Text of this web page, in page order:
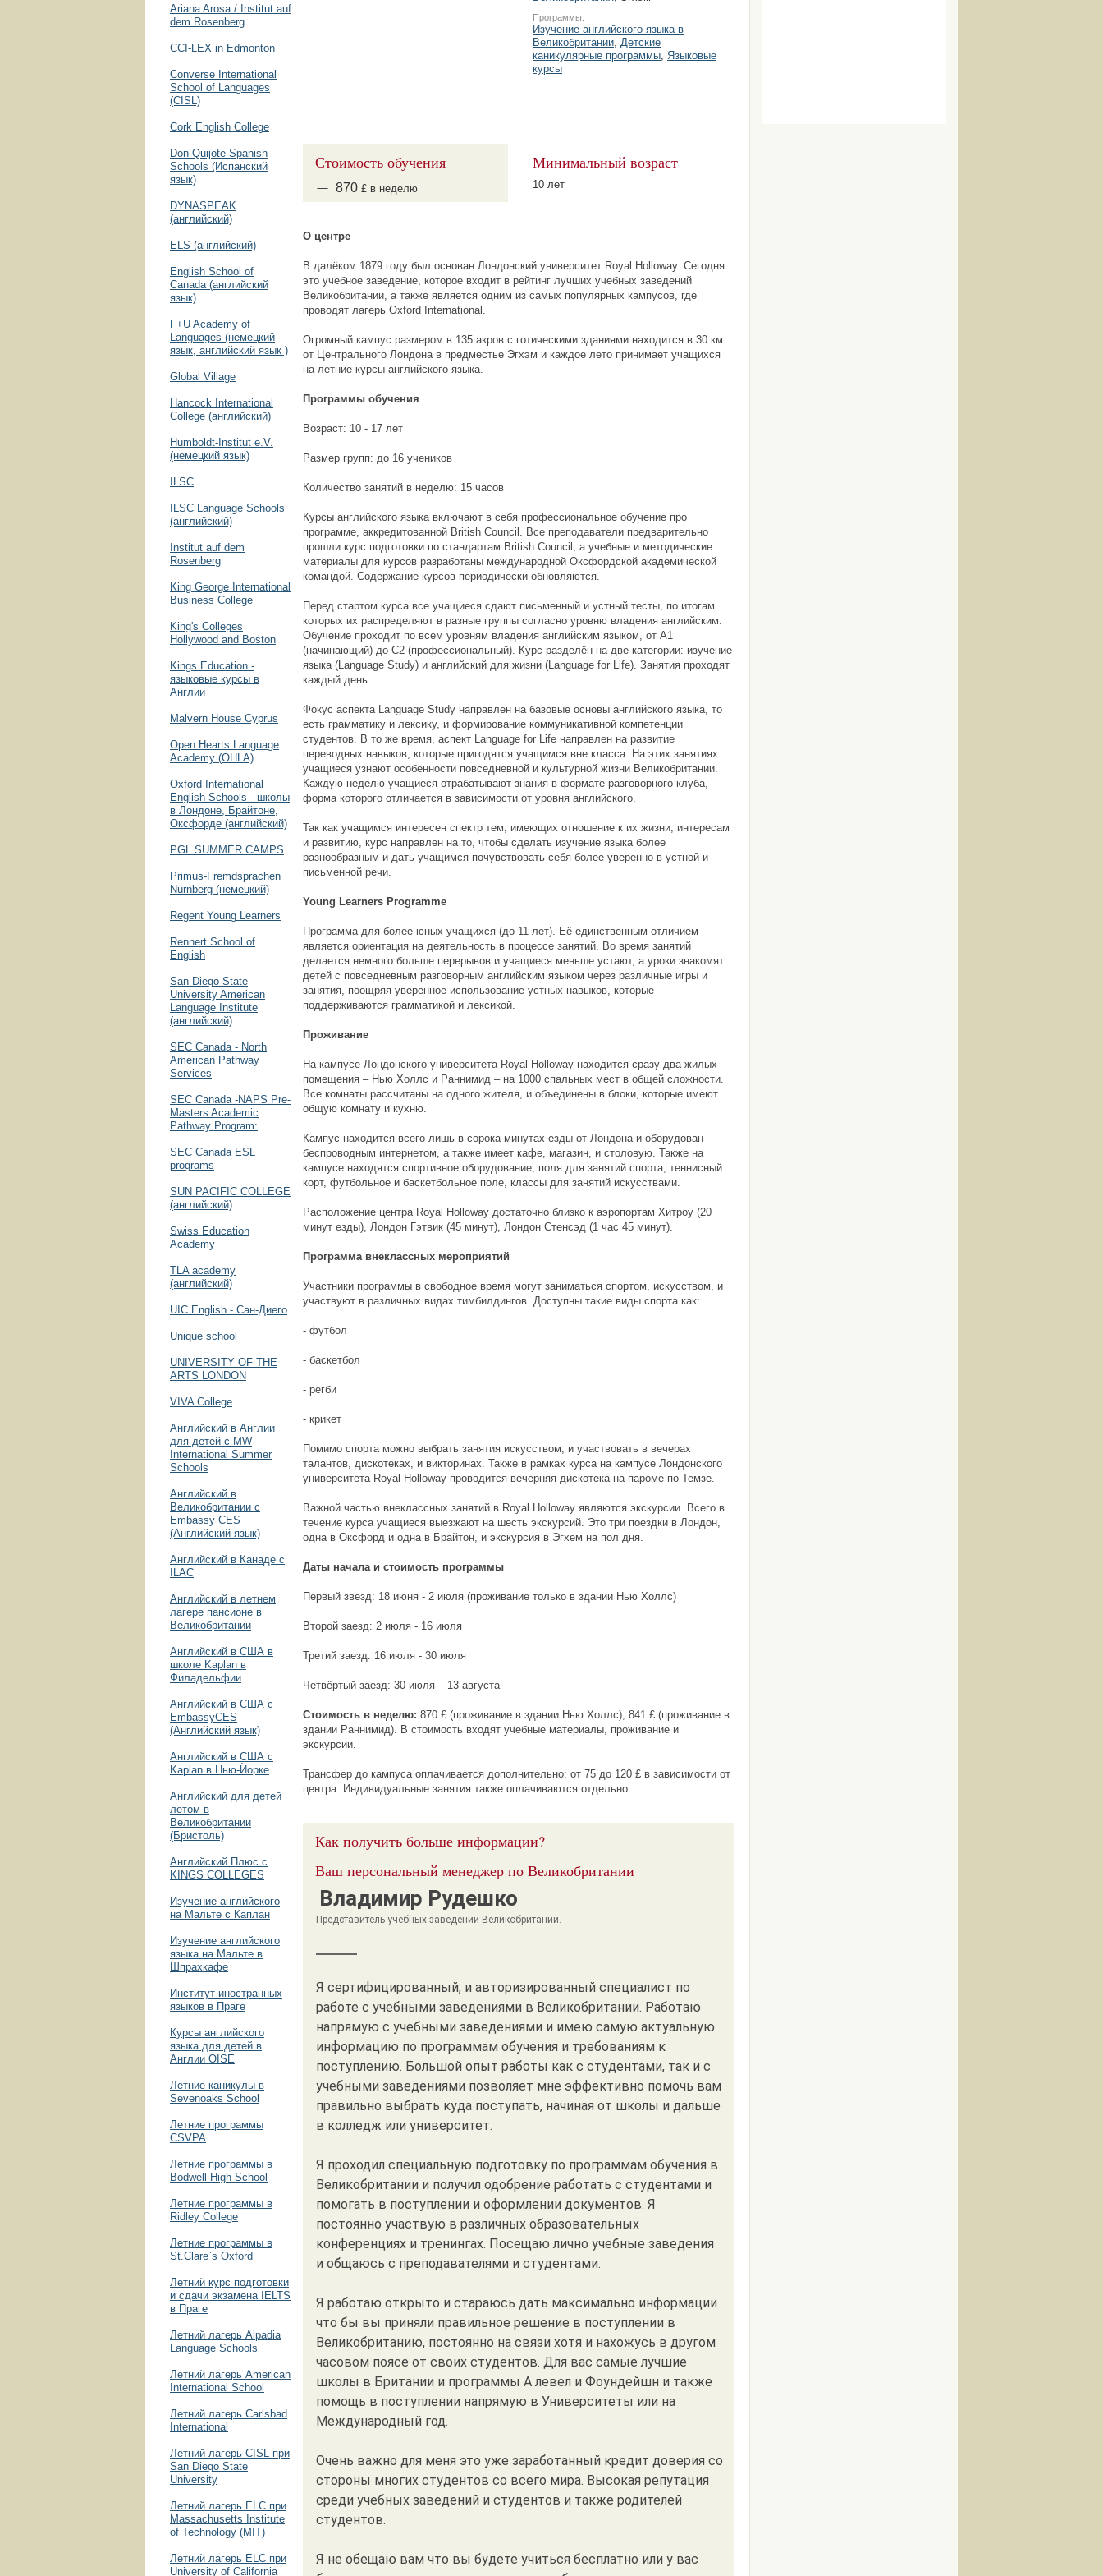
Ariana Arosa / Institut auf
dem Rosenberg
CCI-LEX in Edmonton
Converse International
School of Languages
(CISL)
Cork English College
Don Quijote Spanish
Schools (Испанский
язык)
DYNASPEAK
(английский)
ELS (английский)
English School of
Canada (английский
язык)
F+U Academy of
Languages (немецкий
язык, английский язык )
Global Village
Hancock International
College (английский)
Humboldt-Institut e.V.
(немецкий язык)
ILSC
ILSC Language Schools
(английский)
Institut auf dem
Rosenberg
King George International
Business College
King's Colleges
Hollywood and Boston
Kings Education -
языковые курсы в
Англии
Malvern House Cyprus
Open Hearts Language
Academy (OHLA)
Oxford International
English Schools - школы
в Лондоне, Брайтоне,
Оксфорде (английский)
PGL SUMMER CAMPS
Primus-Fremdsprachen
Nürnberg (немецкий)
Regent Young Learners
Rennert School of
English
San Diego State
University American
Language Institute
(английский)
SEC Canada - North
American Pathway
Services
SEC Canada -NAPS Pre-
Masters Academic
Pathway Program:
SEC Canada ESL
programs
SUN PACIFIC COLLEGE
(английский)
Swiss Education
Academy
TLA academy
(английский)
UIC English - Сан-Диего
Unique school
UNIVERSITY OF THE
ARTS LONDON
VIVA Сollege
Английский в Англии
для детей с MW
International Summer
Schools
Английский в
Великобритании с
Embassy CES
(Английский язык)
Английский в Канаде с
ILAC
Английский в летнем
лагере пансионе в
Великобритании
Английский в США в
школе Kaplan в
Филадельфии
Английский в США с
EmbassyCES
(Английский язык)
Английский в США с
Kaplan в Нью-Йорке
Английский для детей
летом в
Великобритании
(Бристоль)
Английский Плюс с
KINGS COLLEGES
Изучение английского
на Мальте с Каплан
Изучение английского
языка на Мальте в
Шпрахкафе
Институт иностранных
языков в Праге
Курсы английского
языка для детей в
Англии OISE
Летние каникулы в
Sevenoaks School
Летние программы
CSVPA
Летние программы в
Bodwell High School
Летние программы в
Ridley College
Летние программы в
St.Clare`s Oxford
Летний курс подготовки
и сдачи экзамена IELTS
в Праге
Летний лагерь Alpadia
Language Schools
Летний лагерь American
International School
Летний лагерь Carlsbad
International
Летний лагерь CISL при
San Diego State
University
Летний лагерь ELC при
Massachusetts Institute
of Technology (MIT)
Летний лагерь ELC при
University of California
Программы:
Изучение английского языка в
Великобритании, Детские
каникулярные программы, Языковые
курсы
Стоимость обучения
870 £ в неделю
Минимальный возраст
10 лет
О центре
В далёком 1879 году был основан Лондонский университет Royal Holloway. Сегодня
это учебное заведение, которое входит в рейтинг лучших учебных заведений
Великобритании, а также является одним из самых популярных кампусов, где
проводят лагерь Oxford International.
Огромный кампус размером в 135 акров с готическими зданиями находится в 30 км
от Центрального Лондона в предместье Эгхэм и каждое лето принимает учащихся
на летние курсы английского языка.
Программы обучения
Возраст: 10 - 17 лет
Размер групп: до 16 учеников
Количество занятий в неделю: 15 часов
Курсы английского языка включают в себя профессиональное обучение про
программе, аккредитованной British Council. Все преподаватели предварительно
прошли курс подготовки по стандартам British Council, а учебные и методические
материалы для курсов разработаны международной Оксфордской академической
командой. Содержание курсов периодически обновляются.
Перед стартом курса все учащиеся сдают письменный и устный тесты, по итогам
которых их распределяют в разные группы согласно уровню владения английским.
Обучение проходит по всем уровням владения английским языком, от А1
(начинающий) до С2 (профессиональный). Курс разделён на две категории: изучение
языка (Language Study) и английский для жизни (Language for Life). Занятия проходят
каждый день.
Фокус аспекта Language Study направлен на базовые основы английского языка, то
есть грамматику и лексику, и формирование коммуникативной компетенции
студентов. В то же время, аспект Language for Life направлен на развитие
переводных навыков, которые пригодятся учащимся вне класса. На этих занятиях
учащиеся узнают особенности повседневной и культурной жизни Великобритании.
Каждую неделю учащиеся отрабатывают знания в формате разговорного клуба,
форма которого отличается в зависимости от уровня английского.
Так как учащимся интересен спектр тем, имеющих отношение к их жизни, интересам
и развитию, курс направлен на то, чтобы сделать изучение языка более
разнообразным и дать учащимся почувствовать себя более уверенно в устной и
письменной речи.
Young Learners Programme
Программа для более юных учащихся (до 11 лет). Её единственным отличием
является ориентация на деятельность в процессе занятий. Во время занятий
делается немного больше перерывов и учащиеся меньше устают, а уроки знакомят
детей с повседневным разговорным английским языком через различные игры и
занятия, поощряя уверенное использование устных навыков, которые
поддерживаются грамматикой и лексикой.
Проживание
На кампусе Лондонского университета Royal Holloway находится сразу два жилых
помещения – Нью Холлс и Раннимид – на 1000 спальных мест в общей сложности.
Все комнаты рассчитаны на одного жителя, и объединены в блоки, которые имеют
общую комнату и кухню.
Кампус находится всего лишь в сорока минутах езды от Лондона и оборудован
беспроводным интернетом, а также имеет кафе, магазин, и столовую. Также на
кампусе находятся спортивное оборудование, поля для занятий спорта, теннисный
корт, футбольное и баскетбольное поле, классы для занятий искусствами.
Расположение центра Royal Holloway достаточно близко к аэропортам Хитроу (20
минут езды), Лондон Гэтвик (45 минут), Лондон Стенсэд (1 час 45 минут).
Программа внеклассных мероприятий
Участники программы в свободное время могут заниматься спортом, искусством, и
участвуют в различных видах тимбилдингов. Доступны такие виды спорта как:
- футбол
- баскетбол
- регби
- крикет
Помимо спорта можно выбрать занятия искусством, и участвовать в вечерах
талантов, дискотеках, и викторинах. Также в рамках курса на кампусе Лондонского
университета Royal Holloway проводится вечерняя дискотека на пароме по Темзе.
Важной частью внеклассных занятий в Royal Holloway являются экскурсии. Всего в
течение курса учащиеся выезжают на шесть экскурсий. Это три поездки в Лондон,
одна в Оксфорд и одна в Брайтон, и экскурсия в Эгхем на пол дня.
Даты начала и стоимость программы
Первый звезд: 18 июня - 2 июля (проживание только в здании Нью Холлс)
Второй заезд: 2 июля - 16 июля
Третий заезд: 16 июля - 30 июля
Четвёртый заезд: 30 июля – 13 августа
Стоимость в неделю: 870 £ (проживание в здании Нью Холлс), 841 £ (проживание в
здании Раннимид). В стоимость входят учебные материалы, проживание и
экскурсии.
Трансфер до кампуса оплачивается дополнительно: от 75 до 120 £ в зависимости от
центра. Индивидуальные занятия также оплачиваются отдельно.
Как получить больше информации?
Ваш персональный менеджер по Великобритании
Владимир Рудешко
Представитель учебных заведений Великобритании.
Я сертифицированный, и авторизированный специалист по
работе с учебными заведениями в Великобритании. Работаю
напрямую с учебными заведениями и имею самую актуальную
информацию по программам обучения и требованиям к
поступлению. Большой опыт работы как с студентами, так и с
учебными заведениями позволяет мне эффективно помочь вам
правильно выбрать куда поступать, начиная от школы и дальше
в колледж или университет.
Я проходил специальную подготовку по программам обучения в
Великобритании и получил одобрение работать с студентами и
помогать в поступлении и оформлении документов. Я
постоянно участвую в различных образовательных
конференциях и тренингах. Посещаю лично учебные заведения
и общаюсь с преподавателями и студентами.
Я работаю открыто и стараюсь дать максимально информации
что бы вы приняли правильное решение в поступлении в
Великобританию, постоянно на связи хотя и нахожусь в другом
часовом поясе от своих студентов. Для вас самые лучшие
школы в Британии и программы А левел и Фоундейшн и также
помощь в поступлении напрямую в Университеты или на
Международный год.
Очень важно для меня это уже заработанный кредит доверия со
стороны многих студентов со всего мира. Высокая репутация
среди учебных заведений и студентов и также родителей
студентов.
Я не обещаю вам что вы будете учиться бесплатно или у вас